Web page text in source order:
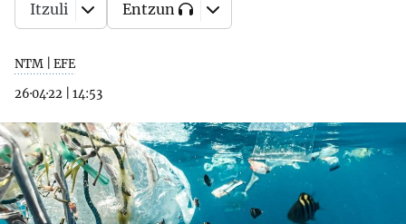
NTM | EFE
26·04·22
14:53
Itzuli Entzun